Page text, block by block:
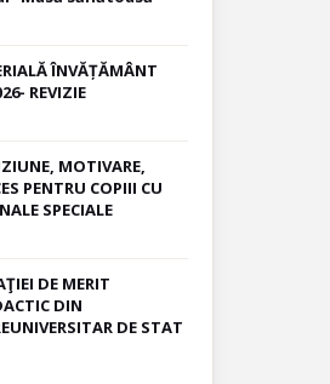
ÎNVĂȚĂMÂNT
REVIZIE
MOTIVARE,
PENTRU COPIII CU
SPECIALE
DE MERIT
DIN
DE STAT